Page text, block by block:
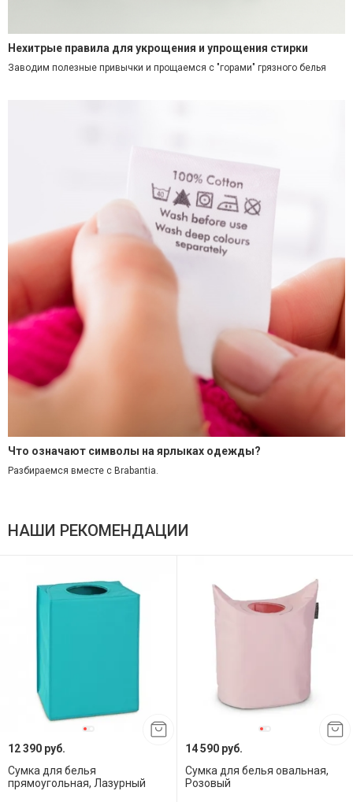
Нехитрые правила для укрощения и упрощения стирки
Заводим полезные привычки и прощаемся с "горами" грязного белья
Что означают символы на ярлыках одежды?
Разбираемся вместе с Brabantia.
НАШИ РЕКОМЕНДАЦИИ
12 390 руб.
Сумка для белья
прямоугольная, Лазурный
14 590 руб.
Сумка для белья овальная,
Розовый